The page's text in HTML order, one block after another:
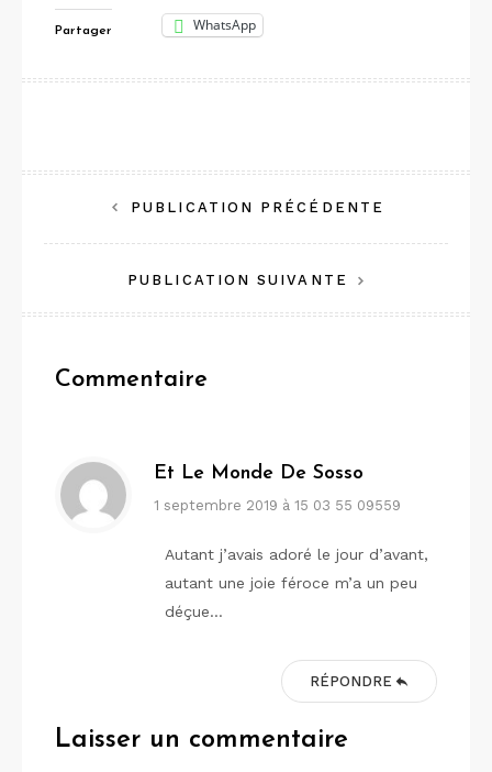
Partager WhatsApp
Navigation
de
l’article
PUBLICATION PRÉCÉDENTE
PUBLICATION SUIVANTE
Commentaire
Et Le Monde De Sosso
1 septembre 2019 à 15 03 55 09559
Autant j’avais adoré le jour d’avant,
autant une joie féroce m’a un peu
déçue…
RÉPONDRE
Laisser un commentaire